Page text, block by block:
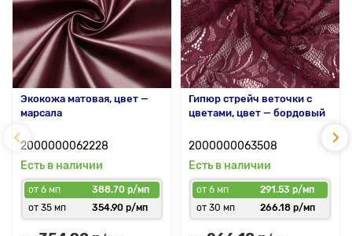
Экокожа матовая, цвет —
марсала
2000000062228
Есть в наличии
от 6 мп
388.70 р/мп
от 35 мп
354.90 р/мп
Гипюр стрейч веточки с
цветами, цвет — бордовый
2000000063508
Есть в наличии
от 6 мп
291.53 р/мп
от 30 мп
266.18 р/мп